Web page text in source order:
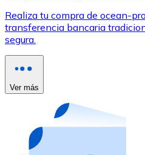
Utiliza tarjetas Visa y
Comprar con tarjeta
Tienda - Tarjetas regalo
Nuevo
Compra tarjetas regalo
Ir a la tienda de tarjetas
Realiza tu compra de ocean-
transferencia bancaria
segura.
Ver más